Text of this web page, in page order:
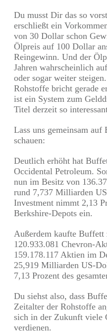
Du musst Dir das so
erschließt ein
von 30 Dollar schon
Ölpreis auf 100 Dollar
Reingewinn. Und der
Jahren wahrscheinlich
oder sogar weiter
Rohstoffe bricht gerade
ist ein System zum
Titel derzeit so
Lass uns gemeinsam
schauen:
Deutlich erhöht hat
Occidental Petroleum.
nun im Besitz von
rund 7,737 Milliarden
Investment nimmt 2,13
Berkshire-Depots ein.
Außerdem kaufte Buffett
120.933.081 Chevron-
159.178.117 Aktien im
25,919 Milliarden US-
7,13 Prozent des
Du siehst also, dass
Zeitalter der Rohstoffe
sich in der Zukunft viele
verdienen.